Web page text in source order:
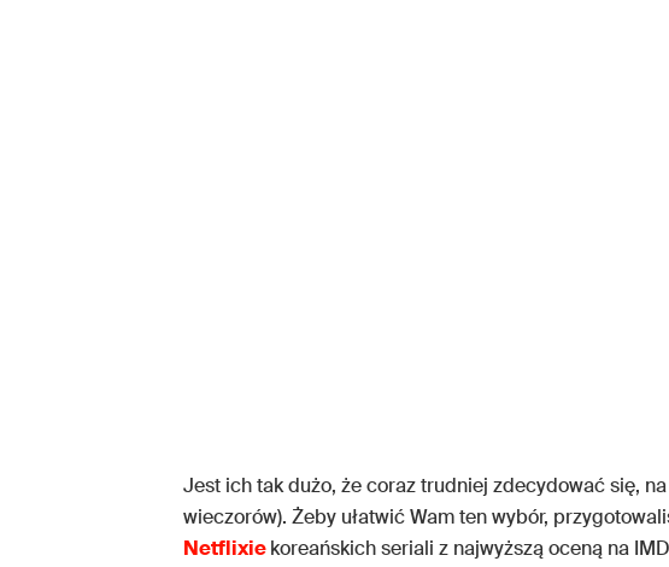
Jest ich tak dużo, że coraz trudniej zdecydować się,
wieczorów). Żeby ułatwić Wam ten wybór,
Netflixiekoreańskich seriali z najwyższą oceną na